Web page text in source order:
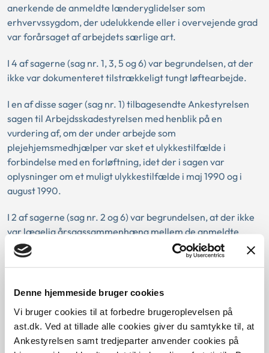
Denne hjemmeside bruger cookies
Vi bruger cookies til at forbedre brugeroplevelsen på
ast.dk. Ved at tillade alle cookies giver du samtykke til, at
Ankestyrelsen samt tredjeparter anvender cookies på
anerkende de anmeldte lænderyglidelser som
erhvervssygdom, der udelukkende eller i overvejende grad
var forårsaget af arbejdets særlige art.
I 4 af sagerne (sag nr. 1, 3, 5 og 6) var begrundelsen, at der
ikke var dokumenteret tilstrækkeligt tungt løftearbejde.
I en af disse sager (sag nr. 1) tilbagesendte Ankestyrelsen
sagen til Arbejdsskadestyrelsen med henblik på en
vurdering af, om der under arbejde som
plejehjemsmedhjælper var sket et ulykkestilfælde i
forbindelse med en forløftning, idet der i sagen var
oplysninger om et muligt ulykkestilfælde i maj 1990 og i
august 1990.
I 2 af sagerne (sag nr. 2 og 6) var begrundelsen, at der ikke
var lægelig årsagssammenhæng mellem de anmeldte
lidelser og arbejdet, idet ryglidelserne var opstået flere år
efter ophør med rygbelastende arbejde.
I en af disse sager (sag nr. 4) anerkendte Ankestyrelsen et i
1981 anmeldt rygtilfælde, hvor pågældende i forbindelse
med arbejde med en lufthammer var kommet til skade.
Pågældendes ryggener var opstået i tilslutning til dette
ulykkestilfælde. Spørgsmålet om evt. anerkendelse som